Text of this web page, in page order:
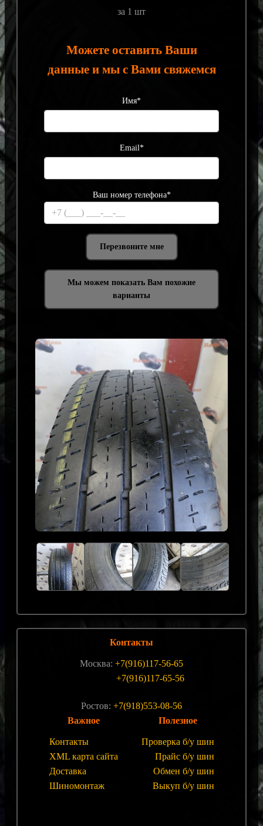
за 1 шт
Можете оставить Ваши
данные и мы с Вами свяжемся
Имя*
Email*
Ваш номер телефона*
Мы можем показать Вам похожие
варианты
Контакты
Москва: +7(916)117-56-65
+7(916)117-65-56
Ростов: +7(918)553-08-56
Важное
Контакты
XML карта сайта
Доставка
Шиномонтаж
Полезное
Проверка б/у шин
Прайс б/у шин
Обмен б/у шин
Выкуп б/у шин